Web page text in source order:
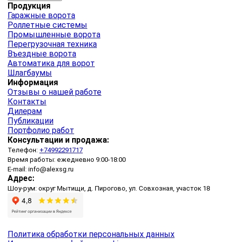
Продукция
Гаражные ворота
Роллетные системы
Промышленные ворота
Перегрузочная техника
Въездные ворота
Автоматика для ворот
Шлагбаумы
Информация
Отзывы о нашей работе
Контакты
Дилерам
Публикации
Портфолио работ
Консультации и продажа:
Телефон: +74992291717
Время работы: ежедневно 9:00-18:00
E-mail: info@alexsg.ru
Адрес:
Шоу-рум: округ Мытищи, д. Пирогово, ул. Совхозная, участок 18
Политика обработки персональных данных